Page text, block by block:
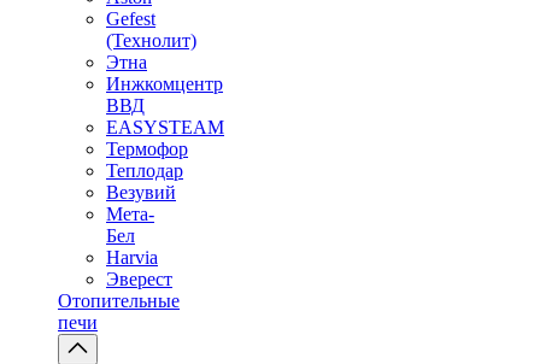
Gefest
(Технолит)
Этна
Инжкомцентр
ВВД
EASYSTEAM
Термофор
Теплодар
Везувий
Мета-
Бел
Harvia
Эверест
Отопительные
печи